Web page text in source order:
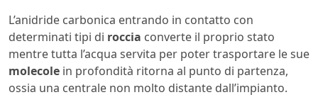
L’anidride carbonica entrando in contatto con
determinati tipi di roccia converte il proprio stato
mentre tutta l’acqua servita per poter trasportare le sue
molecole in profondità ritorna al punto di partenza,
ossia una centrale non molto distante dall’impianto.